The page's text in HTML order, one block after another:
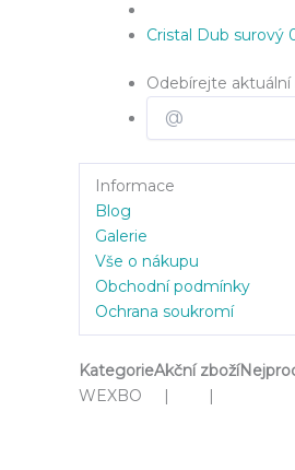
Cristal Dub surový
Odebírejte
Informace
Blog
Galerie
Vše o nákupu
Obchodní podmínky
Ochrana soukromí
KategorieAkční zboží
WEXBO | |